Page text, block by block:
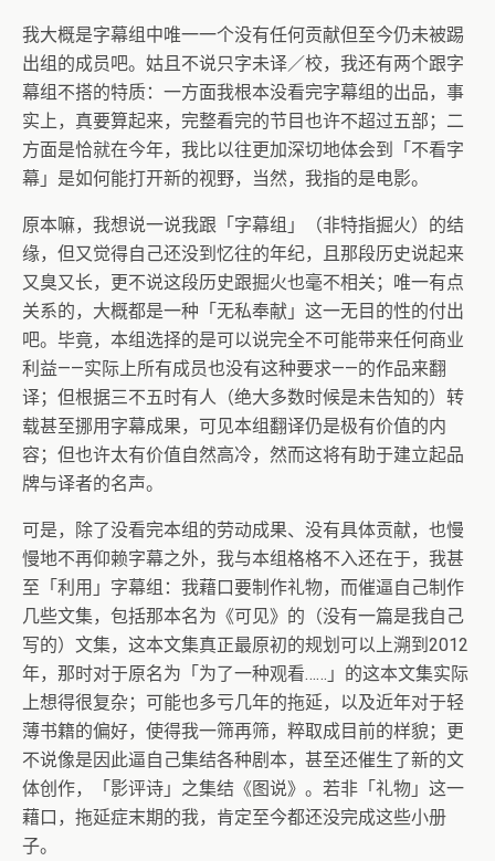
我大概是字幕组中唯一一个没有任何贡献但至今仍未被踢
出组的成员吧。姑且不说只字未译／校，我还有两个跟字
幕组不搭的特质：一方面我根本没看完字幕组的出品，事
实上，真要算起来，完整看完的节目也许不超过五部；二
方面是恰就在今年，我比以往更加深切地体会到「不看字
幕」是如何能打开新的视野，当然，我指的是电影。
原本嘛，我想说一说我跟「字幕组」（非特指掘火）的结
缘，但又觉得自己还没到忆往的年纪，且那段历史说起来
又臭又长，更不说这段历史跟掘火也毫不相关；唯一有点
关系的，大概都是一种「无私奉献」这一无目的性的付出
吧。毕竟，本组选择的是可以说完全不可能带来任何商业
利益——实际上所有成员也没有这种要求——的作品来翻
译；但根据三不五时有人（绝大多数时候是未告知的）转
载甚至挪用字幕成果，可见本组翻译仍是极有价值的内
容；但也许太有价值自然高冷，然而这将有助于建立起品
牌与译者的名声。
可是，除了没看完本组的劳动成果、没有具体贡献，也慢
慢地不再仰赖字幕之外，我与本组格格不入还在于，我甚
至「利用」字幕组：我藉口要制作礼物，而催逼自己制作
几些文集，包括那本名为《可见》的（没有一篇是我自己
写的）文集，这本文集真正最原初的规划可以上溯到2012
年，那时对于原名为「为了一种观看……」的这本文集实际
上想得很复杂；可能也多亏几年的拖延，以及近年对于轻
薄书籍的偏好，使得我一筛再筛，粹取成目前的样貌；更
不说像是因此逼自己集结各种剧本，甚至还催生了新的文
体创作，「影评诗」之集结《图说》。若非「礼物」这一
藉口，拖延症末期的我，肯定至今都还没完成这些小册
子。